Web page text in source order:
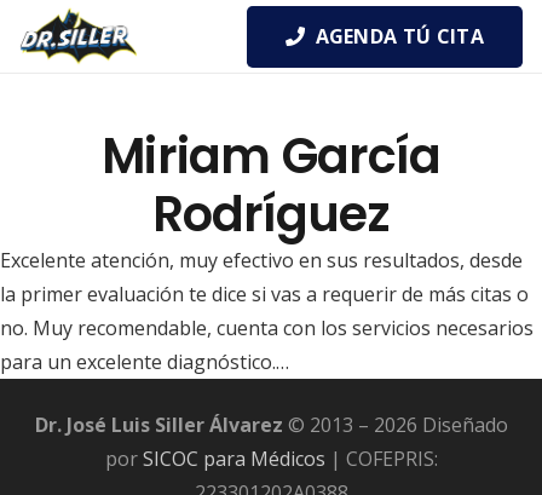
AGENDA TÚ CITA
Miriam García
Rodríguez
Excelente atención, muy efectivo en sus resultados, desde
la primer evaluación te dice si vas a requerir de más citas o
no. Muy recomendable, cuenta con los servicios necesarios
para un excelente diagnóstico.…
Dr. José Luis Siller Álvarez © 2013 – 2026 Diseñado
porSICOC para Médicos | COFEPRIS: